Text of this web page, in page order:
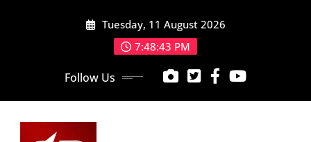
Tuesday, 11 August 2026
7:48:44 PM
Follow Us